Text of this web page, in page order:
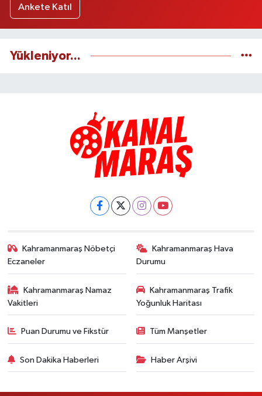
Ankete Katıl
Yükleniyor...
Kahramanmaraş Nöbetçi
Eczaneler
Kahramanmaraş Hava
Durumu
Kahramanmaraş Namaz
Vakitleri
Kahramanmaraş Trafik
Yoğunluk Haritası
Puan Durumu ve Fikstür Tüm Manşetler
Son Dakika Haberleri Haber Arşivi